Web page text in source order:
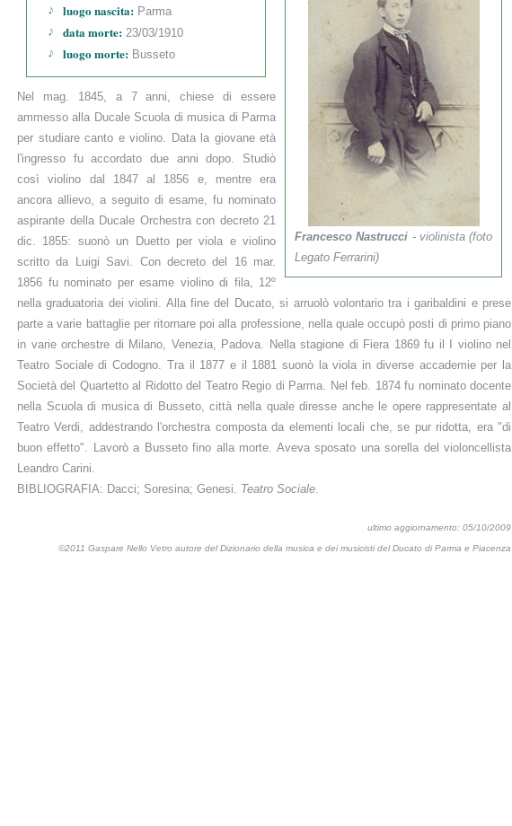
luogo nascita: Parma
data morte: 23/03/1910
luogo morte: Busseto
Francesco Nastrucci - violinista (foto
Legato Ferrarini)
Nel mag. 1845, a 7 anni, chiese di essere
ammesso alla Ducale Scuola di musica di Parma
per studiare canto e violino. Data la giovane età
l'ingresso fu accordato due anni dopo. Studiò
così violino dal 1847 al 1856 e, mentre era
ancora allievo, a seguito di esame, fu nominato
aspirante della Ducale Orchestra con decreto 21
dic. 1855: suonò un Duetto per viola e violino
scritto da Luigi Savi. Con decreto del 16 mar.
1856 fu nominato per esame violino di fila, 12º
nella graduatoria dei violini. Alla fine del Ducato, si arruolò volontario tra i garibaldini e prese
parte a varie battaglie per ritornare poi alla professione, nella quale occupò posti di primo piano
in varie orchestre di Milano, Venezia, Padova. Nella stagione di Fiera 1869 fu il I violino nel
Teatro Sociale di Codogno. Tra il 1877 e il 1881 suonò la viola in diverse accademie per la
Società del Quartetto al Ridotto del Teatro Regio di Parma. Nel feb. 1874 fu nominato docente
nella Scuola di musica di Busseto, città nella quale diresse anche le opere rappresentate al
Teatro Verdi, addestrando l'orchestra composta da elementi locali che, se pur ridotta, era "di
buon effetto". Lavorò a Busseto fino alla morte. Aveva sposato una sorella del violoncellista
Leandro Carini.
BIBLIOGRAFIA: Dacci; Soresina; Genesi. Teatro Sociale.
ultimo aggiornamento: 05/10/2009
©2011 Gaspare Nello Vetro autore del Dizionario della musica e dei musicisti del Ducato di Parma e Piacenza